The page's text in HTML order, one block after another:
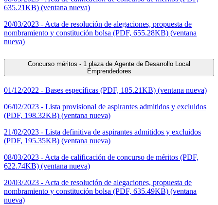
635.21KB) (ventana nueva)
20/03/2023 - Acta de resolución de alegaciones, propuesta de
nombramiento y constitución bolsa (PDF, 655.28KB) (ventana
nueva)
Concurso méritos - 1 plaza de Agente de Desarrollo Local
Emprendedores
01/12/2022 - Bases específicas (PDF, 185.21KB) (ventana nueva)
06/02/2023 - Lista provisional de aspirantes admitidos y excluidos
(PDF, 198.32KB) (ventana nueva)
21/02/2023 - Lista definitiva de aspirantes admitidos y excluidos
(PDF, 195.35KB) (ventana nueva)
08/03/2023 - Acta de calificación de concurso de méritos (PDF,
622.74KB) (ventana nueva)
20/03/2023 - Acta de resolución de alegaciones, propuesta de
nombramiento y constitución bolsa (PDF, 635.49KB) (ventana
nueva)